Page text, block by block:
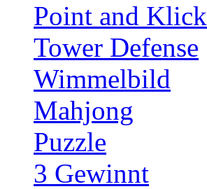
Point and Klick
Tower Defense
Wimmelbild
Mahjong
Puzzle
3 Gewinnt